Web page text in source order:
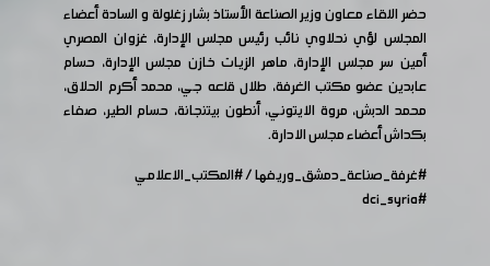
حضر اللقاء معاون وزير الصناعة الأستاذ بشار زغلولة و السادة أعضاء
المجلس لؤي نحلاوي نائب رئيس مجلس الإدارة، غزوان المصري
أمين سر مجلس الإدارة، ماهر الزيات خازن مجلس الإدارة، حسام
عابدين عضو مكتب الغرفة، طلال قلعه جي، محمد أكرم الحلاق،
محمد الدبش، مروة الايتوني، أنطون بيتنجانة، حسام الطير، صفاء
بكداش أعضاء مجلس الادارة.
#غرفة_صناعة_دمشق_وريفها/#المكتب_الاعلامي
#dci_syria